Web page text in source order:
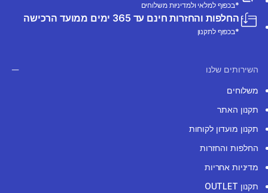
*בכפוף למלאי ולמדיניות משלוחים
החלפות והחזרות חינם עד 365 ימים ממועד הרכישה
*בכפוף לתקנון
השירותים שלנו
משלוחים
תקנון האתר
תקנון מועדון לקוחות
החלפות והחזרות
מדיניות אחריות
תקנון OUTLET